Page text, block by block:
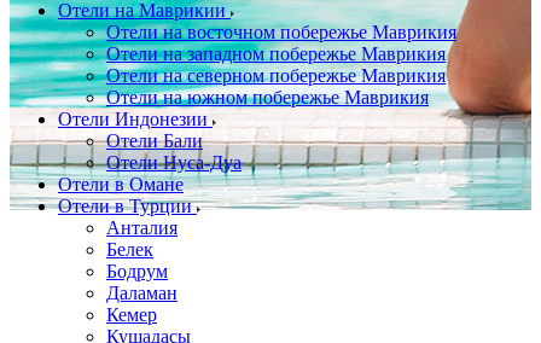
Отели на Маврикии
Отели на восточном побережье Маврикия
Отели на западном побережье Маврикия
Отели на северном побережье Маврикия
Отели на южном побережье Маврикия
Отели Индонезии
Отели Бали
Отели Нуса-Дуа
Отели в Омане
Отели в Турции
Анталия
Белек
Бодрум
Даламан
Кемер
Кушадасы